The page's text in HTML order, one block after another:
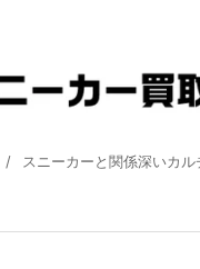
スニーカーと関係深いカ